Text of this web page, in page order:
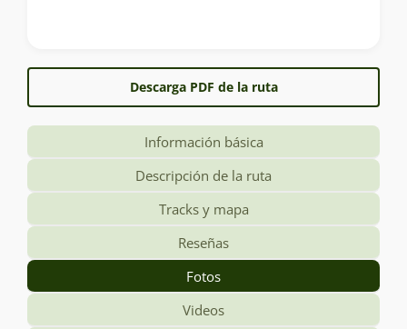
Descarga PDF de la ruta
Información básica
Descripción de la ruta
Tracks y mapa
Reseñas
Fotos
Videos